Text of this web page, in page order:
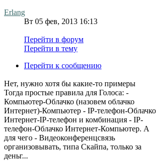
Erlang
Вт 05 фев, 2013 16:13
Перейти в форум
Перейти в тему
Перейти к сообщению
Нет, нужно хотя бы какие-то примеры
Тогда простые правила для Голоса: -
Компьютер-Облачко (назовем облачко
Интернет)-Компьютер - IP-телефон-Облачко
Интернет-IP-телефон и комбинация - IP-
телефон-Облачко Интернет-Компьютер. А
для чего - Видеоконференцсвязь
организовывать, типа Скайпа, только за
деньг...